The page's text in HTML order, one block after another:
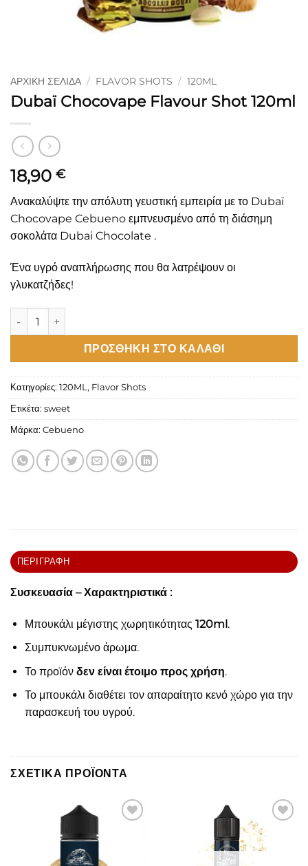
ΑΡΧΙΚΉ ΣΕΛΊΔΑ / FLAVOR SHOTS / 120ML
Dubaï Chocovape Flavour Shot 120ml
18,90 €
Ανακαλύψτε την απόλυτη γευστική εμπειρία με το Dubaï
Chocovape Cebueno εμπνευσμένο από τη διάσημη
σοκολάτα Dubai Chocolate .
Ένα υγρό αναπλήρωσης που θα λατρέψουν οι
γλυκατζήδες!
Dubaï Chocovape Flavour Shot 120ml ποσότητα
ΠΡΟΣΘΉΚΗ ΣΤΟ ΚΑΛΆΘΙ
Κατηγορίες: 120ML , Flavor Shots
Ετικέτα: sweet
Μάρκα: Cebueno
ΠΕΡΙΓΡΑΦΉ
Συσκευασία – Χαρακτηριστικά :
Μπουκάλι μέγιστης χωρητικότητας 120ml.
Συμπυκνωμένο άρωμα.
Το προϊόν δεν είναι έτοιμο προς χρήση.
Το μπουκάλι διαθέτει τον απαραίτητο κενό χώρο για την
παρασκευή του υγρού.
ΣΧΕΤΙΚΆ ΠΡΟΪΌΝΤΑ
Πρόσθήκη
στην λίστα
επιθυμιών